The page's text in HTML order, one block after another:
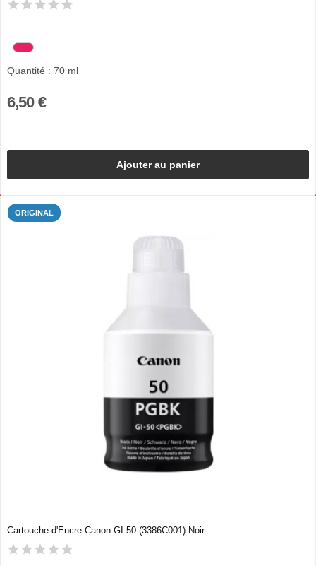
Quantité : 70 ml
6,50 €
Ajouter au panier
ORIGINAL
Cartouche d'Encre Canon GI-50 (3386C001) Noir